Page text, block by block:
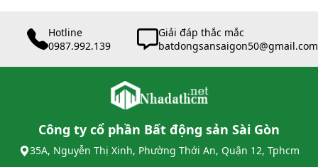
Hotline
0987.992.139
Giải đáp thắc mắc
batdongsansaigon50@gmail.com
Công ty cổ phần Bất động sản Sài Gòn
35A, Nguyễn Thị Xinh, Phường Thới An, Quận 12, Tphcm